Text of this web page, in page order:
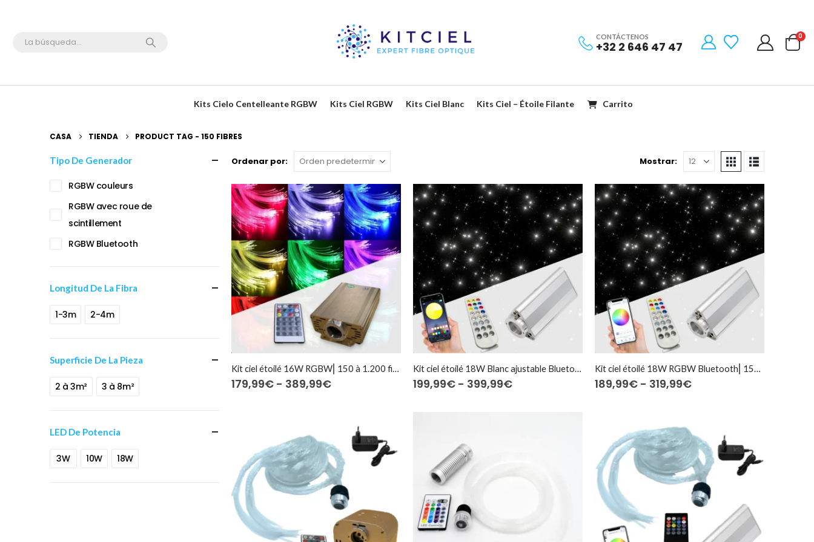
CONTÁCTENOS
+32 2 646 47 47
0
Kits Cielo Centelleante RGBW Kits Ciel RGBW Kits Ciel Blanc Kits Ciel – Étoile Filante Carrito
CASA TIENDA PRODUCT TAG - 150 FIBRES
Ordenar por: Mostrar:
Kit ciel étoilé 16W RGBW⎜150 à 1.200 fibres optiques
179,99€ - 389,99€Rango
179,99€
hasta
389,99€
Kit ciel étoilé 18W Blanc ajustable Bluetooth⎜150 à 600 fibres optiques
199,99€ - 399,99€Rango
Kit ciel étoilé 18W RGBW Bluetooth⎜150 à 600 fibres optiques
189,99€ - 319,99€Rango
hasta
319,99€
Tipo De Generador
RGBW couleurs
RGBW avec roue de
scintillement
RGBW Bluetooth
Longitud De La Fibra
1-3m 2-4m
Superficie De La Pieza
2 à 3m² 3 à 8m²
LED De Potencia
3W 10W 18W